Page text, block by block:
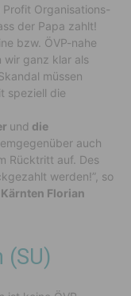
Organisations-
der Papa zahlt!
bzw. ÖVP-nahe
wir ganz klar als
müssen
speziell die
und die
auch
Rücktritt auf. Des
werden!”, so
Florian
(SU)